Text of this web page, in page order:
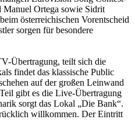
Manuel Ortega sowie Sidrit
österreichischen Vorentscheid
sorgen für besondere
Übertragung, teilt sich die
findet das klassische Public
auf der großen Leinwand
gibt es die Live-Übertragung
sorgt das Lokal „Die Bank“.
willkommen. Der Eintritt